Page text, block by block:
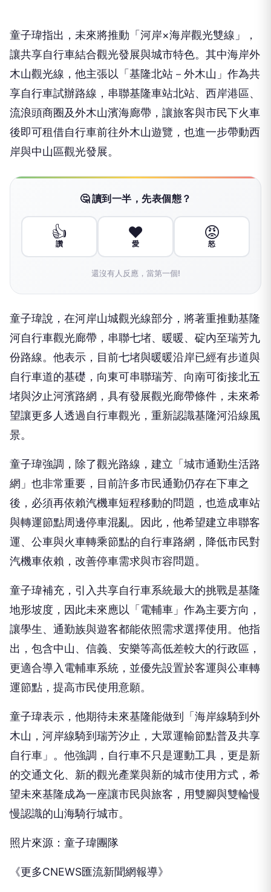
童子瑋指出，未來將推動「河岸×海岸觀光雙線」，
讓共享自行車結合觀光發展與城市特色。其中海岸外
木山觀光線，他主張以「基隆北站－外木山」作為共
享自行車試辦路線，串聯基隆車站北站、西岸港區、
流浪頭商圈及外木山濱海廊帶，讓旅客與市民下火車
後即可租借自行車前往外木山遊覽，也進一步帶動西
岸與中山區觀光發展。
🤔 讀到一半，先表個態？
👍
讚
❤️
愛
😡
怒
還沒有人反應，當第一個!
童子瑋說，在河岸山城觀光線部分，將著重推動基隆
河自行車觀光廊帶，串聯七堵、暖暖、碇內至瑞芳九
份路線。他表示，目前七堵與暖暖沿岸已經有步道與
自行車道的基礎，向東可串聯瑞芳、向南可銜接北五
堵與汐止河濱路網，具有發展觀光廊帶條件，未來希
望讓更多人透過自行車觀光，重新認識基隆河沿線風
景。
童子瑋強調，除了觀光路線，建立「城市通勤生活路
網」也非常重要，目前許多市民通勤仍存在下車之
後，必須再依賴汽機車短程移動的問題，也造成車站
與轉運節點周邊停車混亂。因此，他希望建立串聯客
運、公車與火車轉乘節點的自行車路網，降低市民對
汽機車依賴，改善停車需求與市容問題。
童子瑋補充，引入共享自行車系統最大的挑戰是基隆
地形坡度，因此未來應以「電輔車」作為主要方向，
讓學生、通勤族與遊客都能依照需求選擇使用。他指
出，包含中山、信義、安樂等高低差較大的行政區，
更適合導入電輔車系統，並優先設置於客運與公車轉
運節點，提高市民使用意願。
童子瑋表示，他期待未來基隆能做到「海岸線騎到外
木山，河岸線騎到瑞芳汐止，大眾運輸節點普及共享
自行車」。他強調，自行車不只是運動工具，更是新
的交通文化、新的觀光產業與新的城市使用方式，希
望未來基隆成為一座讓市民與旅客，用雙腳與雙輪慢
慢認識的山海騎行城市。
照片來源：童子瑋團隊
《更多CNEWS匯流新聞網報導》